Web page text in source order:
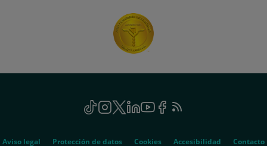
TikTok
Este
enlace
abrirá
Instagram
Este
enlace
abrirá
Twitter
Este
enlace
abrirá
Linkedin
Este
enlace
abrirá
Youtube
Este
enlace
abrirá
Facebook
Este
enlace
abrirá
Feed
Este
abrirá
Aviso legal Protección de datos Cookies Accesibilidad Contacto